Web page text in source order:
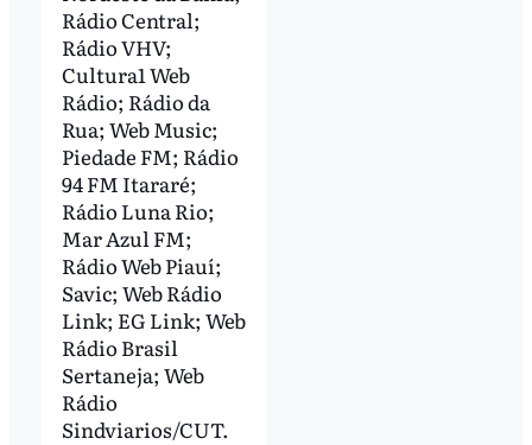
Rádio Central;
Rádio VHV;
Cultura1 Web
Rádio; Rádio da
Rua; Web Music;
Piedade FM; Rádio
94 FM Itararé;
Rádio Luna Rio;
Mar Azul FM;
Rádio Web Piauí;
Savic; Web Rádio
Link; EG Link; Web
Rádio Brasil
Sertaneja; Web
Rádio
Sindviarios/CUT.